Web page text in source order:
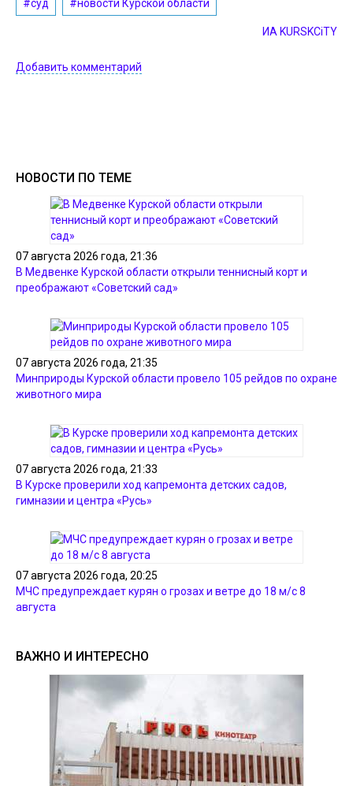
#суд #новости Курской области
ИА KURSKCiTY
Добавить комментарий
НОВОСТИ ПО ТЕМЕ
07 августа 2026 года, 21:36
В Медвенке Курской области открыли теннисный корт и
преображают «Советский сад»
07 августа 2026 года, 21:35
Минприроды Курской области провело 105 рейдов по охране
животного мира
07 августа 2026 года, 21:33
В Курске проверили ход капремонта детских садов,
гимназии и центра «Русь»
07 августа 2026 года, 20:25
МЧС предупреждает курян о грозах и ветре до 18 м/с 8
августа
ВАЖНО И ИНТЕРЕСНО